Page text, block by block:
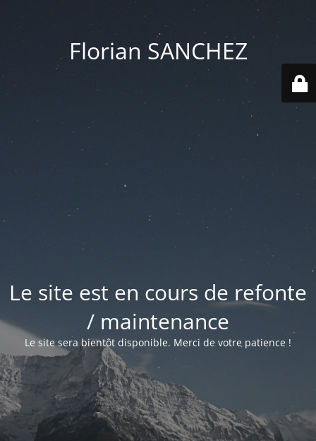
Florian SANCHEZ
Le site est en cours de refonte
/ maintenance
Le site sera bientôt disponible. Merci de votre patience !